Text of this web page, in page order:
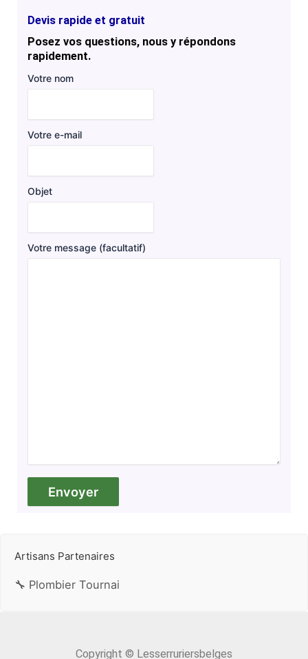
Devis rapide et gratuit
Posez vos questions, nous y répondons
rapidement.
Votre nom
Votre e-mail
Objet
Votre message (facultatif)
Artisans Partenaires
🔧 Plombier Tournai
Copyright © Lesserruriersbelges